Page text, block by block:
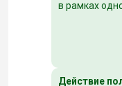
в рамках
Действие